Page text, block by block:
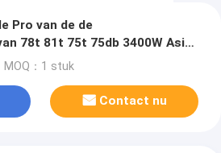
Pro van de de
78t 81t 75t 75db 3400W Asic
Asic
MOQ：1 stuk
Contact nu